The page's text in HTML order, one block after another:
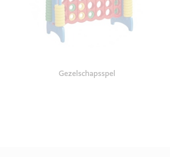
Gezelschapsspel